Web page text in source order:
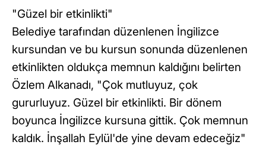
"Güzel bir etkinlikti"
Belediye tarafından düzenlenen İngilizce
kursundan ve bu kursun sonunda düzenlenen
etkinlikten oldukça memnun kaldığını belirten
Özlem Alkanadı, "Çok mutluyuz, çok
gururluyuz. Güzel bir etkinlikti. Bir dönem
boyunca İngilizce kursuna gittik. Çok memnun
kaldık. İnşallah Eylül'de yine devam edeceğiz"